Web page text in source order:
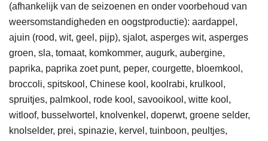
(afhankelijk van de seizoenen en onder voorbehoud van
weersomstandigheden en oogstproductie): aardappel,
ajuin (rood, wit, geel, pijp), sjalot, asperges wit, asperges
groen, sla, tomaat, komkommer, augurk, aubergine,
paprika, paprika zoet punt, peper, courgette, bloemkool,
broccoli, spitskool, Chinese kool, koolrabi, krulkool,
spruitjes, palmkool, rode kool, savooikool, witte kool,
witloof, busselwortel, knolvenkel, doperwt, groene selder,
knolselder, prei, spinazie, kervel, tuinboon, peultjes,